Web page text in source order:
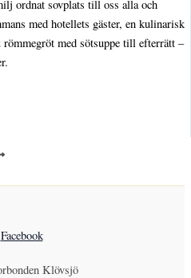
ordnat sovplats till oss alla och
med hotellets gäster, en kulinarisk
med sötsuppe till efterrätt –
Facebook
Klövsjö